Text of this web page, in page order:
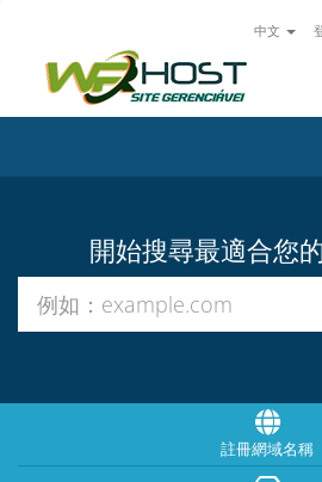
中文
開始搜尋最適合您
註冊網域名稱